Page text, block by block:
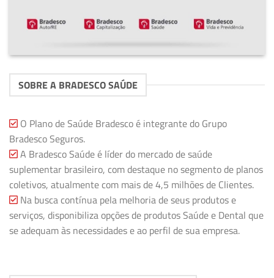
SOBRE A BRADESCO SAÚDE
O Plano de Saúde Bradesco é integrante do Grupo
Bradesco Seguros.
A Bradesco Saúde é líder do mercado de saúde
suplementar brasileiro, com destaque no segmento de planos
coletivos, atualmente com mais de 4,5 milhões de Clientes.
Na busca contínua pela melhoria de seus produtos e
serviços, disponibiliza opções de produtos Saúde e Dental que
se adequam às necessidades e ao perfil de sua empresa.